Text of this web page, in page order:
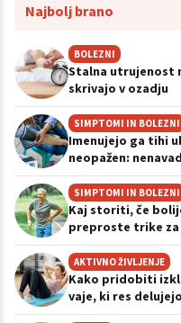
Najbolj brano
BOLEZNI
Stalna utrujenost
skrivajo v ozadju
SIMPTOMI IN BOLEZNI
Imenujejo ga tihi
neopažen:
SIMPTOMI IN BOLEZNI
Kaj storiti, če
preproste trike za
AKTIVNO ŽIVLJENJE
Kako pridobiti
vaje, ki res delujejo